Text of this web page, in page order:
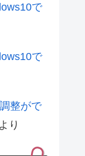
で
で
整がで
より